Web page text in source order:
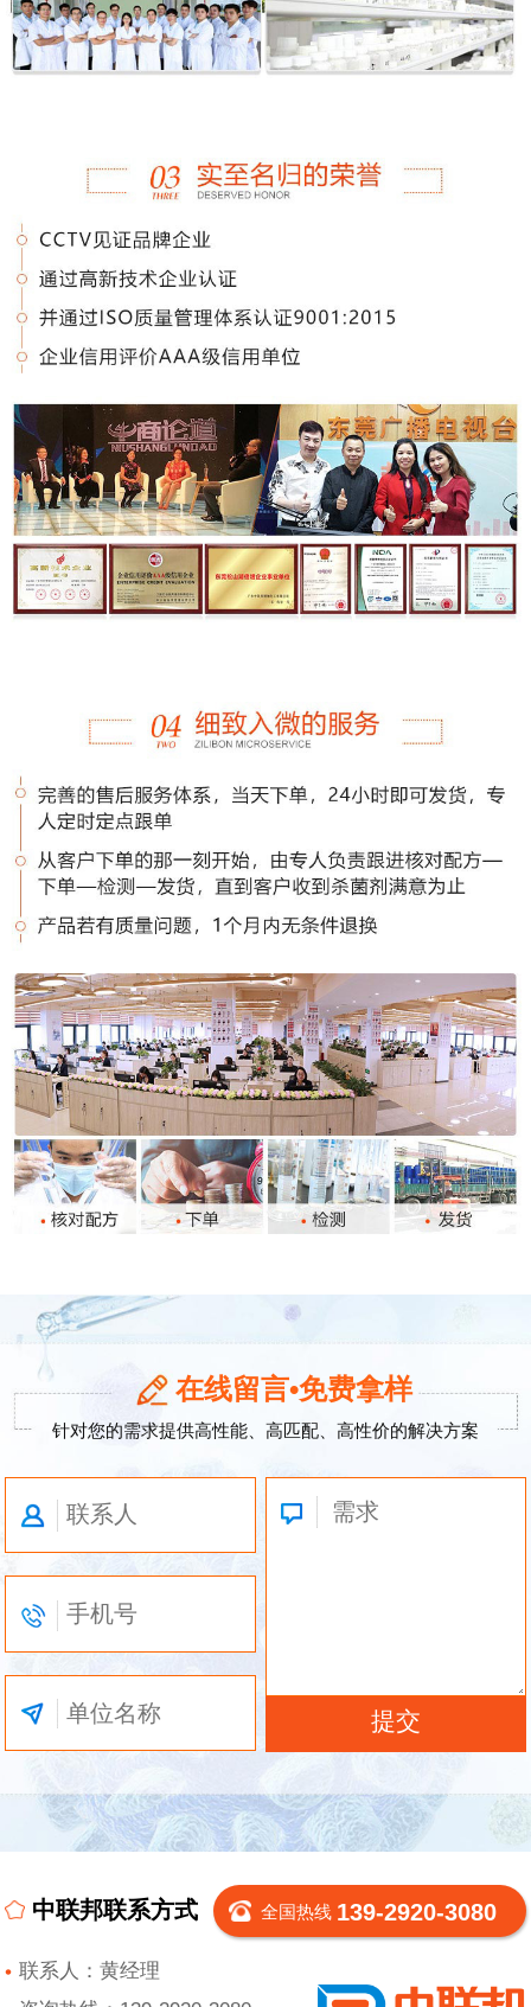
在线留言•免费拿样
针对您的需求提供高性能、高匹配、高性价的解决方案
中联邦联系方式 全国热线 139-2920-3080
联系人：黄经理